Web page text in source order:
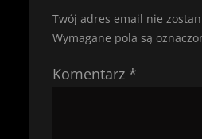
Twój adres email nie
Wymagane pola są
Komentarz *